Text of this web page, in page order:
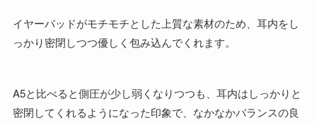
イヤーパッドがモチモチとした上質な素材のため、耳内をし
っかり密閉しつつ優しく包み込んでくれます。
A5と比べると側圧が少し弱くなりつつも、耳内はしっかりと
密閉してくれるようになった印象で、なかなかバランスの良